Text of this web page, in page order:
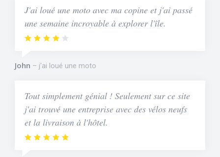
J'ai loué une moto avec ma copine et j'ai passé
une semaine incroyable à explorer l'île.
John j'ai loué une moto
Tout simplement génial ! Seulement sur ce site
j'ai trouvé une entreprise avec des vélos neufs
et la livraison à l'hôtel.